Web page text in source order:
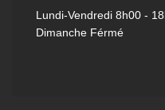
Lundi-Vendredi 8h00 -
Dimanche Férmé